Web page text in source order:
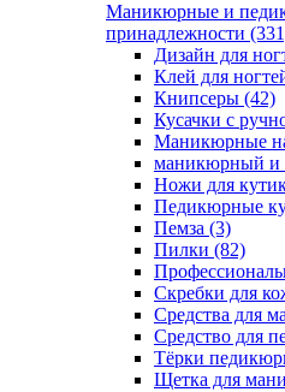
Маникюрные и
принадлежности
Дизайн для
Клей для
Книпсеры (42)
Кусачки с
Маникюрные
маникюрный и
Ножи для
Педикюрные
Пемза (3)
Пилки (82)
Скребки для
Средства для
Средство для
Тёрки
Щетка для